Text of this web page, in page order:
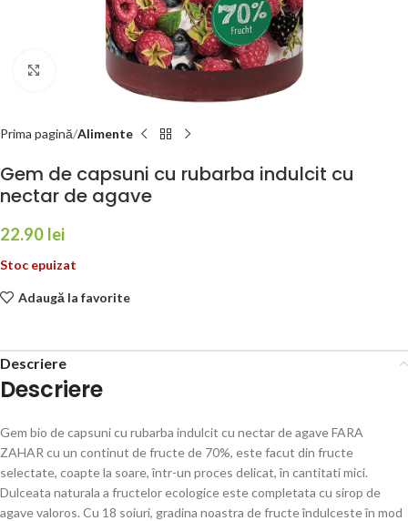
Faceți click pentru a mări
Prima pagină Alimente
Gem de capsuni cu rubarba indulcit cu
nectar de agave
22.90 lei
Stoc epuizat
Adaugă la favorite
Descriere
Descriere
Gem bio de capsuni cu rubarba indulcit cu nectar de agave FARA
ZAHAR cu un continut de fructe de 70%, este facut din fructe
selectate, coapte la soare, într-un proces delicat, în cantitati mici.
Dulceata naturala a fructelor ecologice este completata cu sirop de
agave valoros. Cu 18 soiuri, gradina noastra de fructe îndulceste în mod